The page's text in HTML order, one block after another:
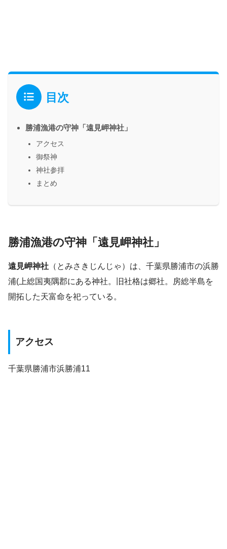
目次
勝浦漁港の守神「遠見岬神社」
アクセス
御祭神
神社参拝
まとめ
勝浦漁港の守神「遠見岬神社」
遠見岬神社 （とみさきじんじゃ）は、千葉県勝浦市の浜勝
浦(上総国夷隅郡にある神社。旧社格は郷社。房総半島を
開拓した天富命を祀っている。
アクセス
千葉県勝浦市浜勝浦11